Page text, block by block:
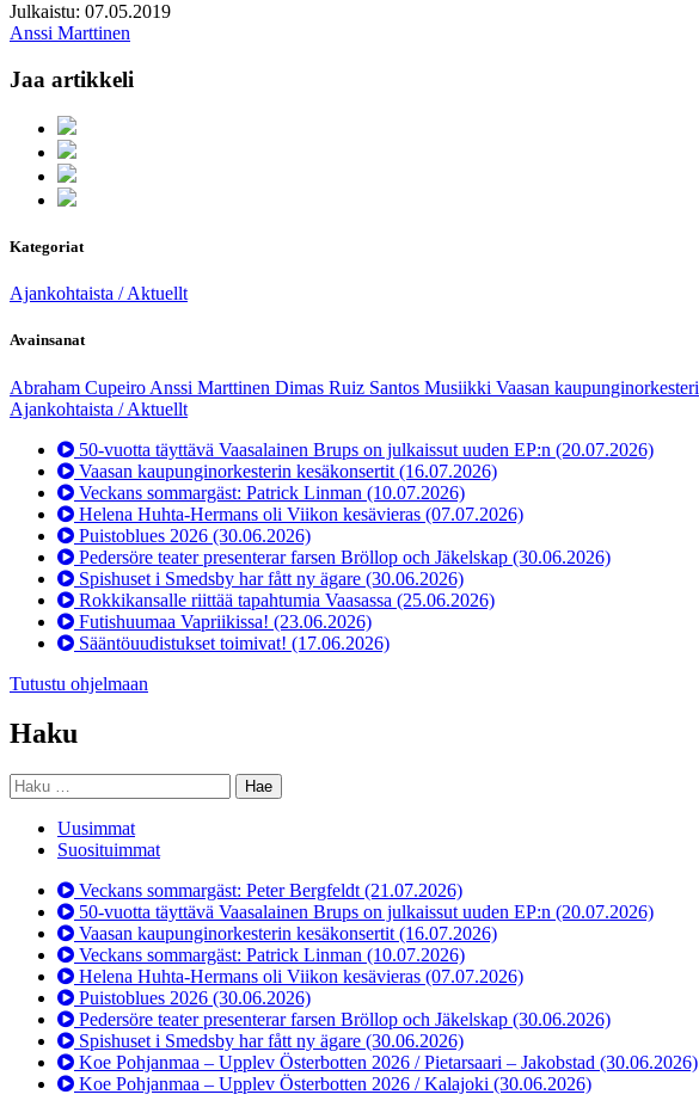
Julkaistu: 07.05.2019
Anssi Marttinen
Jaa artikkeli
Kategoriat
Ajankohtaista / Aktuellt
Avainsanat
Abraham Cupeiro Anssi Marttinen Dimas Ruiz Santos Musiikki Vaasan kaupunginorkesteri
Ajankohtaista / Aktuellt
50-vuotta täyttävä Vaasalainen Brups on julkaissut uuden EP:n (20.07.2026)
Vaasan kaupunginorkesterin kesäkonsertit (16.07.2026)
Veckans sommargäst: Patrick Linman (10.07.2026)
Helena Huhta-Hermans oli Viikon kesävieras (07.07.2026)
Puistoblues 2026 (30.06.2026)
Pedersöre teater presenterar farsen Bröllop och Jäkelskap (30.06.2026)
Spishuset i Smedsby har fått ny ägare (30.06.2026)
Rokkikansalle riittää tapahtumia Vaasassa (25.06.2026)
Futishuumaa Vapriikissa! (23.06.2026)
Sääntöuudistukset toimivat! (17.06.2026)
Tutustu ohjelmaan
Haku
Haku:
Uusimmat
Suosituimmat
Veckans sommargäst: Peter Bergfeldt (21.07.2026)
50-vuotta täyttävä Vaasalainen Brups on julkaissut uuden EP:n (20.07.2026)
Vaasan kaupunginorkesterin kesäkonsertit (16.07.2026)
Veckans sommargäst: Patrick Linman (10.07.2026)
Helena Huhta-Hermans oli Viikon kesävieras (07.07.2026)
Puistoblues 2026 (30.06.2026)
Pedersöre teater presenterar farsen Bröllop och Jäkelskap (30.06.2026)
Spishuset i Smedsby har fått ny ägare (30.06.2026)
Koe Pohjanmaa – Upplev Österbotten 2026 / Pietarsaari – Jakobstad (30.06.2026)
Koe Pohjanmaa – Upplev Österbotten 2026 / Kalajoki (30.06.2026)